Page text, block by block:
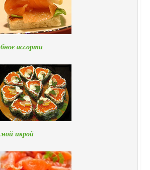
ассорти
икрой